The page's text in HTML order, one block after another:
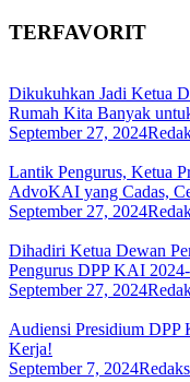
TERFAVORIT
Dikukuhkan Jadi Ketua
Rumah Kita Banyak
September 27, 2024
Lantik Pengurus, Ketua
AdvoKAI yang Cadas,
September 27, 2024
Dihadiri Ketua Dewan
Pengurus DPP KAI
September 27, 2024
Audiensi Presidium
Kerja!
September 7, 2024